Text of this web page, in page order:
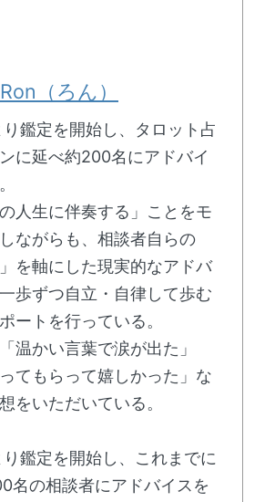
（ろん）
鑑定を開始し、タロット占
に延べ約200名にアドバイ
の人生に伴奏する」ことをモ
ながらも、相談者自らの
」を軸にした現実的なアドバ
歩ずつ自立・自律して歩む
ートを行っている。
温かい言葉で涙が出た」
ってもらって嬉しかった」な
をいただいている。
鑑定を開始し、これまでに
名の相談者にアドバイスを